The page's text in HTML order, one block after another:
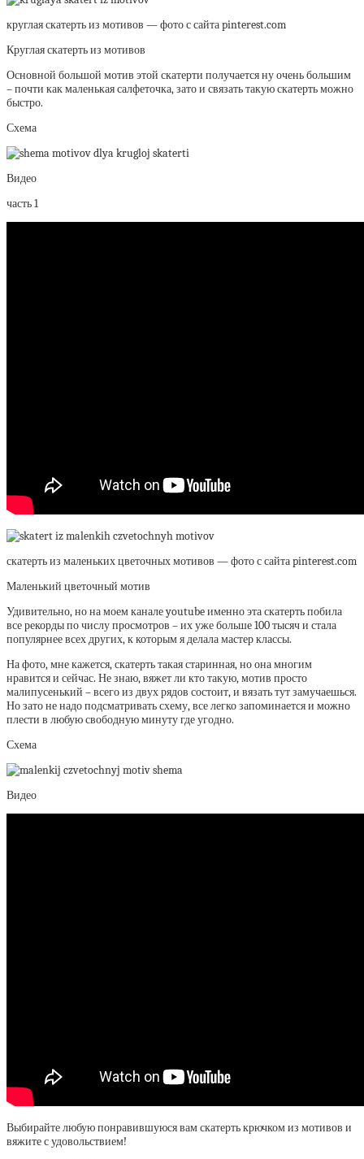
круглая скатерть из мотивов — фото с сайта pinterest.com
Круглая скатерть из мотивов
Основной большой мотив этой скатерти получается ну очень большим
– почти как маленькая салфеточка, зато и связать такую скатерть можно
быстро.
Схема
Видео
часть 1
скатерть из маленьких цветочных мотивов — фото с сайта pinterest.com
Маленький цветочный мотив
Удивительно, но на моем канале youtube именно эта скатерть побила
все рекорды по числу просмотров – их уже больше 100 тысяч и стала
популярнее всех других, к которым я делала мастер классы.
На фото, мне кажется, скатерть такая старинная, но она многим
нравится и сейчас. Не знаю, вяжет ли кто такую, мотив просто
малипусенький – всего из двух рядов состоит, и вязать тут замучаешься.
Но зато не надо подсматривать схему, все легко запоминается и можно
плести в любую свободную минуту где угодно.
Схема
Видео
Выбирайте любую понравившуюся вам скатерть крючком из мотивов и
вяжите с удовольствием!